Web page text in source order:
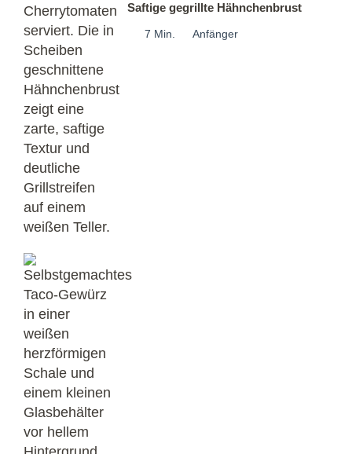
Saftige gegrillte Hähnchenbrust
7 Min. Anfänger